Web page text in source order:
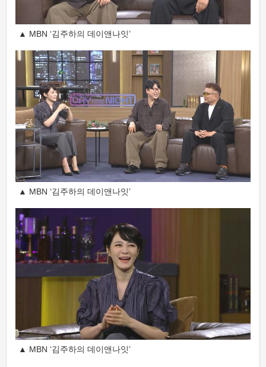
▲ MBN ‘김주하의 데이앤나잇’
▲ MBN ‘김주하의 데이앤나잇’
▲ MBN ‘김주하의 데이앤나잇’